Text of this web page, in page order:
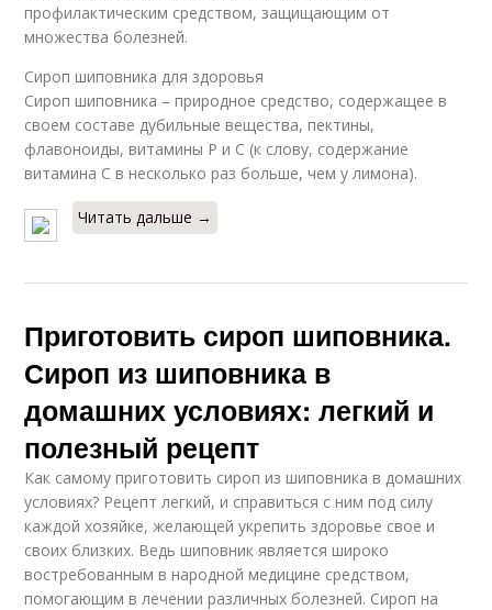
профилактическим средством, защищающим от
множества болезней.
Сироп шиповника для здоровья
Сироп шиповника – природное средство, содержащее в
своем составе дубильные вещества, пектины,
флавоноиды, витамины Р и С (к слову, содержание
витамина С в несколько раз больше, чем у лимона).
Читать дальше →
Приготовить сироп шиповника.
Сироп из шиповника в
домашних условиях: легкий и
полезный рецепт
Как самому приготовить сироп из шиповника в домашних
условиях? Рецепт легкий, и справиться с ним под силу
каждой хозяйке, желающей укрепить здоровье свое и
своих близких. Ведь шиповник является широко
востребованным в народной медицине средством,
помогающим в лечении различных болезней. Сироп на